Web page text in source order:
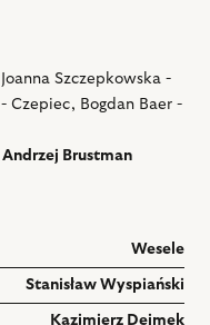
Szczepkowska -
Czepiec, Bogdan Baer -
Brustman
Wesele
Stanisław Wyspiański
Kazimierz Dejmek